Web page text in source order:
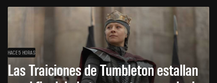
HACE 5 HORAS
Las Traiciones de Tumbleton estallan